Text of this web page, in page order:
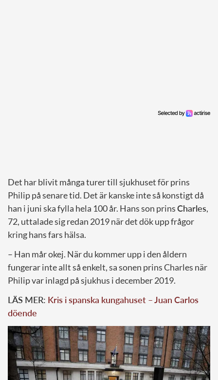
Det har blivit många turer till sjukhuset för prins
Philip på senare tid. Det är kanske inte så konstigt då
han i juni ska fylla hela 100 år. Hans son prinsCharles,
72, uttalade sig redan 2019 när det dök upp frågor
kring hans fars hälsa.
– Han mår okej. När du kommer upp i den åldern
fungerar inte allt så enkelt, sa sonen prins Charles när
Philip var inlagd på sjukhus i december 2019.
LÄS MER: Kris i spanska kungahuset – Juan Carlos
döende